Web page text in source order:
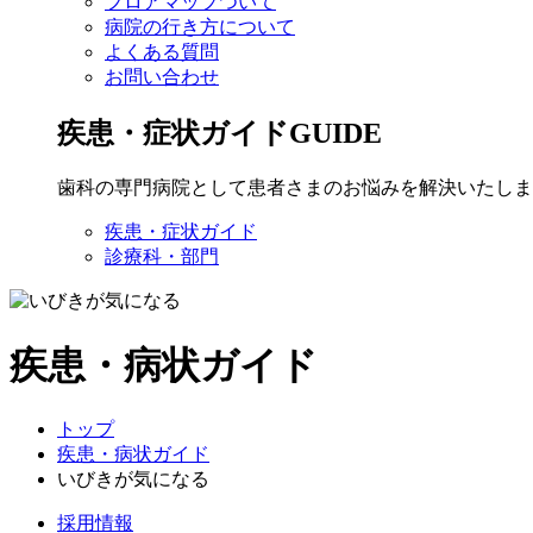
病院の行き方について
よくある質問
お問い合わせ
疾患・症状ガイドGUIDE
歯科の専門病院として患者さまのお悩みを解決いたし
疾患・症状ガイド
診療科・部門
疾患・病状ガイド
トップ
疾患・病状ガイド
いびきが気になる
採用情報